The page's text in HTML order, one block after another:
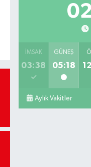
İMSAK
03:38
GÜNEŞ
05:18
Aylık Vakitler